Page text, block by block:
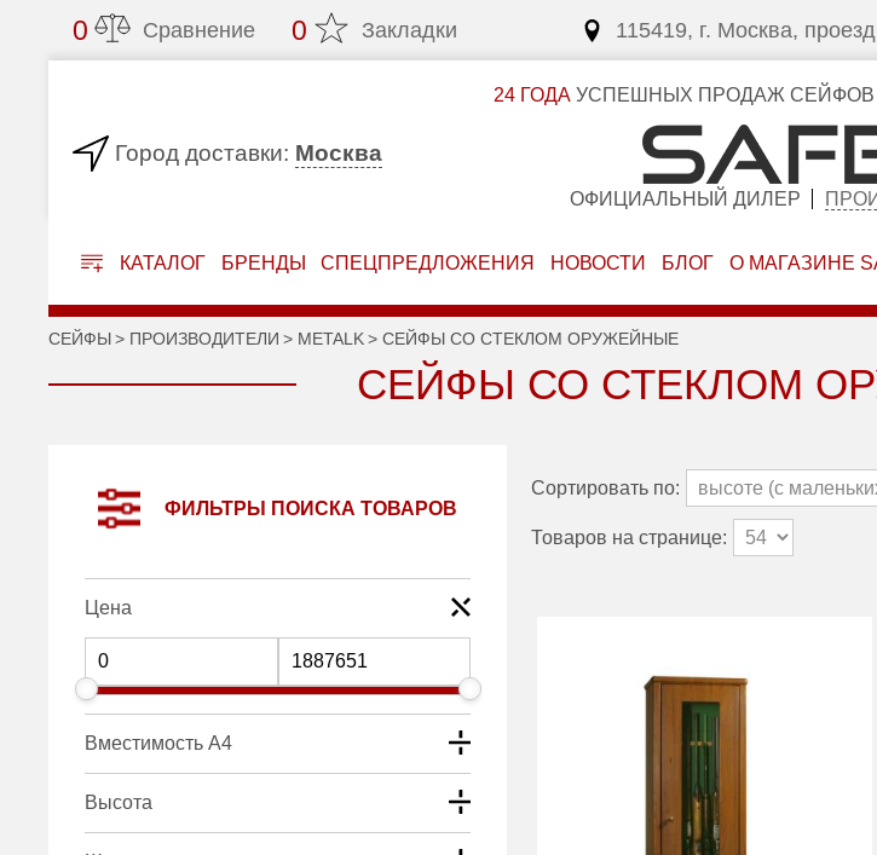
0 Сравнение 0 Закладки 115419, г. Москва,
Город доставки: Москва
24 ГОДАУСПЕШНЫХ ПРОДАЖ СЕЙФОВ
ОФИЦИАЛЬНЫЙ ДИЛЕР
КАТАЛОГ БРЕНДЫ СПЕЦПРЕДЛОЖЕНИЯ НОВОСТИ БЛОГ О МАГАЗИНЕ
СЕЙФЫ ПРОИЗВОДИТЕЛИ METALK СЕЙФЫ СО СТЕКЛОМ ОРУЖЕЙНЫЕ
СЕЙФЫ СО СТЕКЛОМ
ФИЛЬТРЫ ПОИСКА ТОВАРОВ
Цена
Вместимость А4
Высота
Сортировать по:
Товаров на странице: